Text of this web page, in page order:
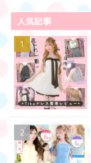
人気記事